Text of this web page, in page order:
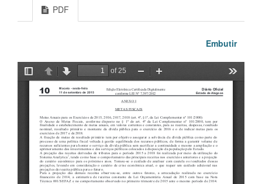
PDF
Embutir